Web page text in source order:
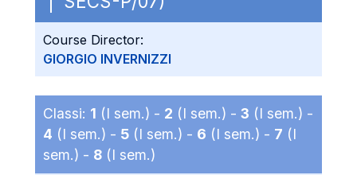
Course Director:
GIORGIO INVERNIZZI
Classi: 1 (I sem.) - 2 (I sem.) - 3 (I sem.) -
4 (I sem.) - 5 (I sem.) - 6 (I sem.) - 7 (I
sem.) - 8 (I sem.)